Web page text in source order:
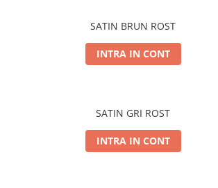
SATIN BRUN ROST
INTRA IN CONT
SATIN GRI ROST
INTRA IN CONT